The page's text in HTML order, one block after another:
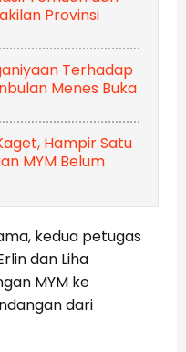
Provinsi
Terhadap
Menes Buka
Hampir Satu
MYM Belum
kedua petugas
dan Liha
MYM ke
dari